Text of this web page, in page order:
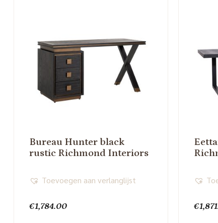
Bureau Hunter black
rustic Richmond Interiors
€1,784.00
Toevoegen aan verlanglijst
€